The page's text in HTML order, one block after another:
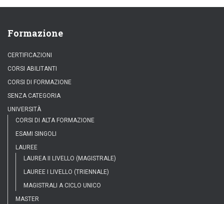
Formazione
CERTIFICAZIONI
CORSI ABILITANTI
CORSI DI FORMAZIONE
SENZA CATEGORIA
UNIVERSITÀ
CORSI DI ALTA FORMAZIONE
ESAMI SINGOLI
LAUREE
LAUREA II LIVELLO (MAGISTRALE)
LAUREE I LIVELLO (TRIENNALE)
MAGISTRALI A CICLO UNICO
MASTER